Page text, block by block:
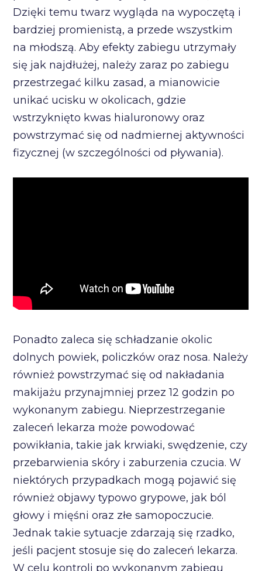
Dzięki temu twarz wygląda na wypoczętą i
bardziej promienistą, a przede wszystkim
na młodszą. Aby efekty zabiegu utrzymały
się jak najdłużej, należy zaraz po zabiegu
przestrzegać kilku zasad, a mianowicie
unikać ucisku w okolicach, gdzie
wstrzyknięto kwas hialuronowy oraz
powstrzymać się od nadmiernej aktywności
fizycznej (w szczególności od pływania).
Ponadto zaleca się schładzanie okolic
dolnych powiek, policzków oraz nosa. Należy
również powstrzymać się od nakładania
makijażu przynajmniej przez 12 godzin po
wykonanym zabiegu. Nieprzestrzeganie
zaleceń lekarza może powodować
powikłania, takie jak krwiaki, swędzenie, czy
przebarwienia skóry i zaburzenia czucia. W
niektórych przypadkach mogą pojawić się
również objawy typowo grypowe, jak ból
głowy i mięśni oraz złe samopoczucie.
Jednak takie sytuacje zdarzają się rzadko,
jeśli pacjent stosuje się do zaleceń lekarza.
W celu kontroli po wykonanym zabiegu